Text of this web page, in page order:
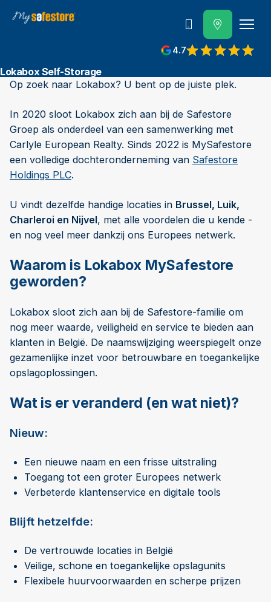
4.7
Bel ons
Lokabox Self-Storage
Op zoek naar Lokabox? U bent op de juiste plek.
In 2020 sloot Lokabox zich aan bij de Safestore
Groep als onderdeel van een samenwerking met
Carlyle European Realty. Sinds 2022 is MySafestore
een volledige dochteronderneming van Safestore
Holdings PLC.
U vindt dezelfde handige locaties in Brussel, Luik,
Charleroi en Nijvel, met alle voordelen die u kende -
en nog veel meer dankzij ons Europees netwerk.
Waarom is Lokabox MySafestore
geworden?
Lokabox sloot zich aan bij de Safestore-familie om
nog meer waarde, veiligheid en service te bieden aan
klanten in België. De naamswijziging weerspiegelt onze
gezamenlijke inzet voor betrouwbare en toegankelijke
opslagoplossingen.
Wat is er veranderd (en wat niet)?
Nieuw:
Een nieuwe naam en een frisse uitstraling
Toegang tot een groter Europees netwerk
Verbeterde klantenservice en digitale tools
Blijft hetzelfde:
De vertrouwde locaties in België
Veilige, schone en toegankelijke opslagunits
Flexibele huurvoorwaarden en scherpe prijzen